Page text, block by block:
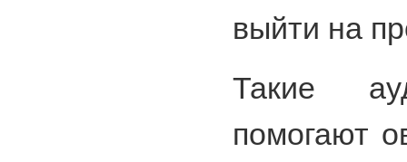
выйти на
Такие
помогают